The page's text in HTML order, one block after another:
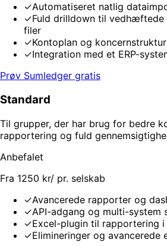
✓Automatiseret natlig
✓Fuld drilldown til
filer
✓Kontoplan og koncernstruktur
✓Integration med et ERP-
Prøv Sumledger gratis
Standard
Til grupper, der har brug for bedre
rapportering og fuld
Anbefalet
Fra 1250 kr/ pr. selskab
✓Avancerede rapporter og
✓API-adgang og multi-system
✓Excel-plugin til rapportering i
✓Elimineringer og avancerede